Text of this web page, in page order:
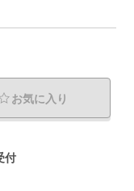
お気に入り
付